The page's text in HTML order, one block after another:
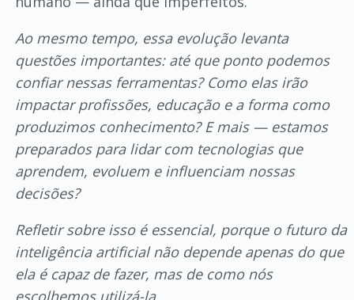
Ao mesmo tempo, essa evolução levanta
questões importantes: até que ponto podemos
confiar nessas ferramentas? Como elas irão
impactar profissões, educação e a forma como
produzimos conhecimento? E mais — estamos
preparados para lidar com tecnologias que
aprendem, evoluem e influenciam nossas
decisões?
Refletir sobre isso é essencial, porque o futuro da
inteligência artificial não depende apenas do que
ela é capaz de fazer, mas de como nós
escolhemos utilizá-la.